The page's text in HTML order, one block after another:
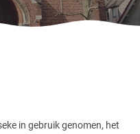
in gebruik genomen, het